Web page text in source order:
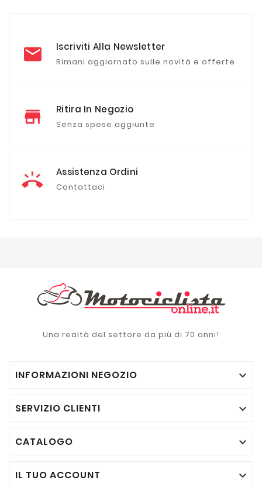
Iscriviti Alla Newsletter
Rimani aggiornato sulle novità e offerte
Ritira In Negozio
Senza spese aggiunte
Assistenza Ordini
Contattaci
Una realtà del settore da più di 70 anni!
INFORMAZIONI NEGOZIO 
SERVIZIO CLIENTI 
CATALOGO 
IL TUO ACCOUNT 